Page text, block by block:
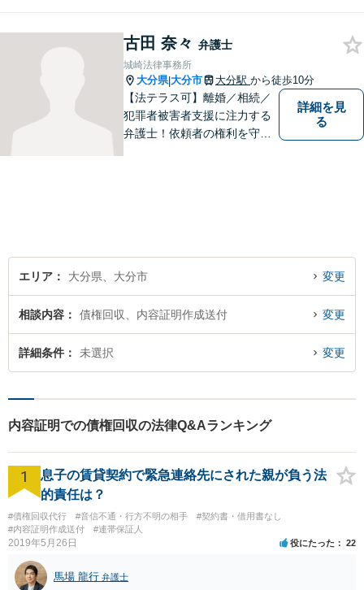
古田 奈々 弁護士
城崎法律事務所
大分県|大分市 大分駅 から徒歩10分
【法テラス可】離婚／相続／
犯罪者被害者支援に注力する
弁護士！依頼者の権利を守
詳細を見
る
エリア 大分県、大分市 変更
相談内容 債権回収、内容証明作成送付 変更
詳細条件 未選択 変更
内容証明での債権回収の法律Q&Aランキング
1
息子の賃貸契約で緊急連絡先にされた親が負う法
的責任は？
#債権回収代行 #音信不通・行方不明の相手
#契約書・借用書なし
#内容証明作成送付
#連帯保証人
2019年5月26日 役にたった 22
馬場 龍行 弁護士